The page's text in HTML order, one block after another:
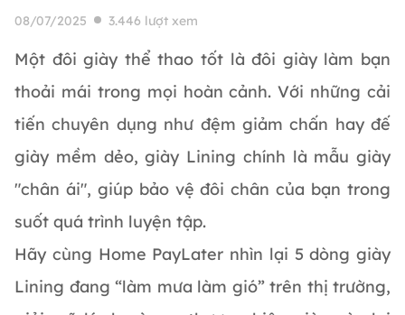
08/07/2025 3.446 lượt xem
Một đôi giày thể thao tốt là đôi giày làm bạn
thoải mái trong mọi hoàn cảnh. Với những cải
tiến chuyên dụng như đệm giảm chấn hay đế
giày mềm dẻo, giày Lining chính là mẫu giày
"chân ái", giúp bảo vệ đôi chân của bạn trong
suốt quá trình luyện tập.
Hãy cùng Home PayLater nhìn lại 5 dòng giày
Lining đang “làm mưa làm gió” trên thị trường,